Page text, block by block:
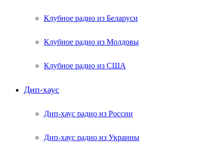
Клубное радио из Беларуси
Клубное радио из Молдовы
Клубное радио из США
Дип-хаус
Дип-хаус радио из России
Дип-хаус радио из Украины